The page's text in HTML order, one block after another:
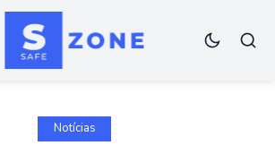
Notícias